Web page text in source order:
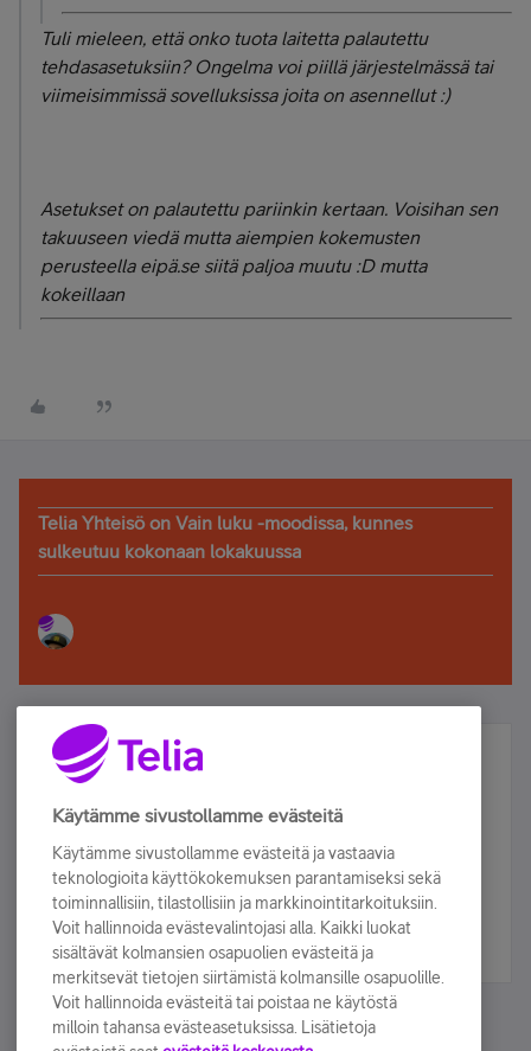
Tuli mieleen, että onko tuota laitetta palautettu
tehdasasetuksiin? Ongelma voi piillä järjestelmässä tai
viimeisimmissä sovelluksissa joita on asennellut :)
Asetukset on palautettu pariinkin kertaan. Voisihan sen
takuuseen viedä mutta aiempien kokemusten
perusteella eipä.se siitä paljoa muutu :D mutta
kokeillaan
Telia Yhteisö on Vain luku -moodissa, kunnes
sulkeutuu kokonaan lokakuussa
Älä jää paitsi – osallistu ja voita!
Tilaa Telian uutiskirje ja olet mukana arvonnassa.
sähköpostiisi.
Tilaa nyt
Käytämme sivustollamme evästeitä
Käytämme sivustollamme evästeitä ja vastaavia
teknologioita käyttökokemuksen parantamiseksi sekä
toiminnallisiin, tilastollisiin ja markkinointitarkoituksiin.
Voit hallinnoida evästevalintojasi alla. Kaikki luokat
sisältävät kolmansien osapuolien evästeitä ja
merkitsevät tietojen siirtämistä kolmansille osapuolille.
Voit hallinnoida evästeitä tai poistaa ne käytöstä
milloin tahansa evästeasetuksissa. Lisätietoja